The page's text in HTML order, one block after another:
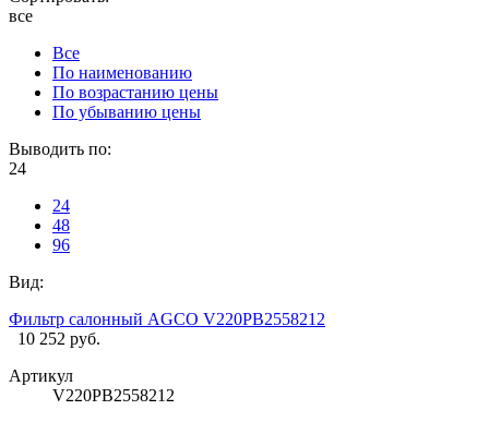
все
Все
По наименованию
По возрастанию цены
По убыванию цены
Выводить по:
24
24
48
96
Вид:
Фильтр салонный AGCO V220PB2558212
10 252 руб.
Артикул
V220PB2558212